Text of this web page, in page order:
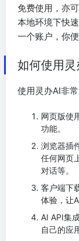
免费使用，亦
本地环境下快
一个账户，你
如何使用灵
使用灵办AI非
网页版使
功能。
浏览器插
任何网页
对话等。
客户端下
体验，让
AI API集
自己的应